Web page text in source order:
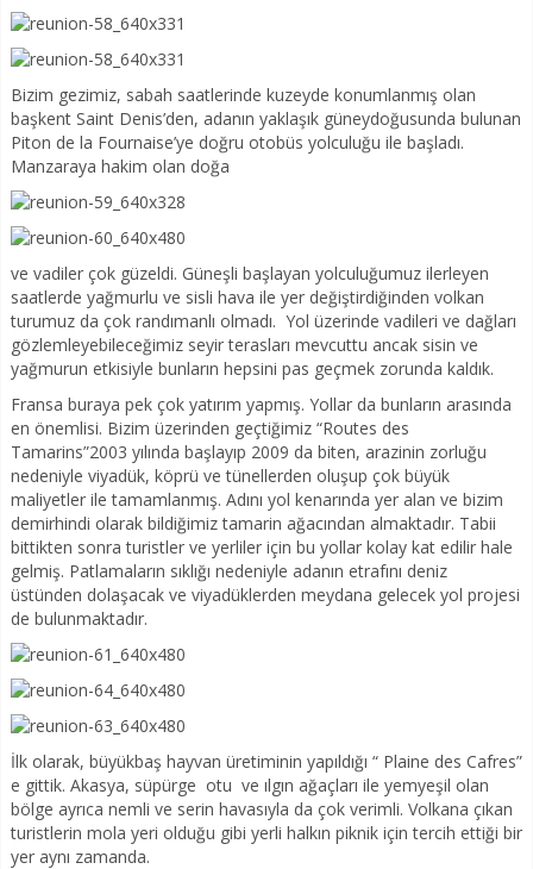
Bizim gezimiz, sabah saatlerinde kuzeyde konumlanmış olan
başkent Saint Denis’den, adanın yaklaşık güneydoğusunda bulunan
Piton de la Fournaise’ye doğru otobüs yolculuğu ile başladı.
Manzaraya hakim olan doğa
ve vadiler çok güzeldi. Güneşli başlayan yolculuğumuz ilerleyen
saatlerde yağmurlu ve sisli hava ile yer değiştirdiğinden volkan
turumuz da çok randımanlı olmadı. Yol üzerinde vadileri ve dağları
gözlemleyebileceğimiz seyir terasları mevcuttu ancak sisin ve
yağmurun etkisiyle bunların hepsini pas geçmek zorunda kaldık.
Fransa buraya pek çok yatırım yapmış. Yollar da bunların arasında
en önemlisi. Bizim üzerinden geçtiğimiz “Routes des
Tamarins”2003 yılında başlayıp 2009 da biten, arazinin zorluğu
nedeniyle viyadük, köprü ve tünellerden oluşup çok büyük
maliyetler ile tamamlanmış. Adını yol kenarında yer alan ve bizim
demirhindi olarak bildiğimiz tamarin ağacından almaktadır. Tabii
bittikten sonra turistler ve yerliler için bu yollar kolay kat edilir hale
gelmiş. Patlamaların sıklığı nedeniyle adanın etrafını deniz
üstünden dolaşacak ve viyadüklerden meydana gelecek yol projesi
de bulunmaktadır.
İlk olarak, büyükbaş hayvan üretiminin yapıldığı “ Plaine des Cafres”
e gittik. Akasya, süpürge otu ve ılgın ağaçları ile yemyeşil olan
bölge ayrıca nemli ve serin havasıyla da çok verimli. Volkana çıkan
turistlerin mola yeri olduğu gibi yerli halkın piknik için tercih ettiği bir
yer aynı zamanda.